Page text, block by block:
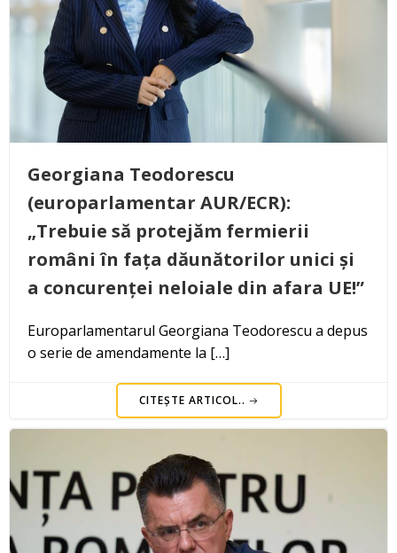
Georgiana Teodorescu
(europarlamentar AUR/ECR):
„Trebuie să protejăm fermierii
români în fața dăunătorilor unici și
a concurenței neloiale din afara UE!”
Europarlamentarul Georgiana Teodorescu a depus
o serie de amendamente la […]
CITEȘTE ARTICOL..